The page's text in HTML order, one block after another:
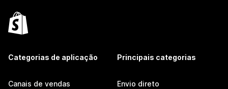
Categorias de aplicação
Canais de vendas
Principais categorias
Envio direto